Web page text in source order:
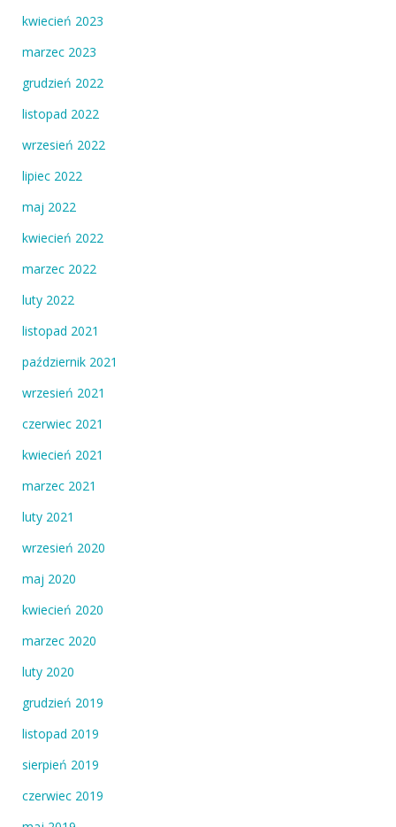
kwiecień 2023
marzec 2023
grudzień 2022
listopad 2022
wrzesień 2022
lipiec 2022
maj 2022
kwiecień 2022
marzec 2022
luty 2022
listopad 2021
październik 2021
wrzesień 2021
czerwiec 2021
kwiecień 2021
marzec 2021
luty 2021
wrzesień 2020
maj 2020
kwiecień 2020
marzec 2020
luty 2020
grudzień 2019
listopad 2019
sierpień 2019
czerwiec 2019